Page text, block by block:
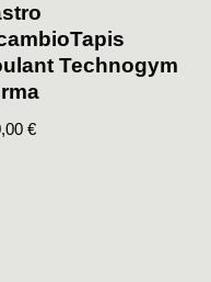
Technogym
€